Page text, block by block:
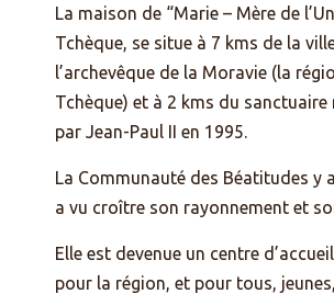
La maison de “Marie – Mère de
Tchèque, se situe à 7 kms de la
l’archevêque de la Moravie (la
Tchèque) et à 2 kms du
par Jean-Paul II en 1995.
La Communauté des Béatitudes y
a vu croître son rayonnement et
Elle est devenue un centre
pour la région, et pour tous,